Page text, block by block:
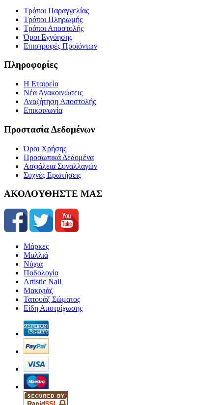
Τρόποι Παραγγελίας
Τρόποι Πληρωμής
Τρόποι Αποστολής
Όροι Εγγύησης
Επιστροφές Προϊόντων
Πληροφορίες
Η Εταιρεία
Νέα Ανακοινώσεις
Αναζήτηση Αποστολής
Επικοινωνία
Προστασία Δεδομένων
Όροι Χρήσης
Προσωπικά Δεδομένα
Ασφάλεια Συναλλαγών
Συχνές Ερωτήσεις
ΑΚΟΛΟΥΘΗΣΤΕ ΜΑΣ
Μάρκες
Μαλλιά
Νύχια
Ποδολογία
Artistic Nail
Μακιγιάζ
Τατουάζ Σώματος
Είδη Αποτρίχωσης